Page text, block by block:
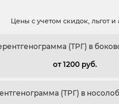
Цены с учетом скидок, льгот и
(ТРГ) в
от 1200 pуб.
(ТРГ) в